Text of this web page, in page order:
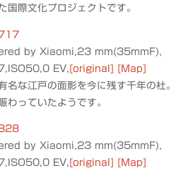
国際文化プロジェクトです。
by Xiaomi,23 mm(35mmF),
EV, [original] [Map]
名な江戸の面影を今に残す千年の杜。
わっていたようです。
by Xiaomi,23 mm(35mmF),
EV, [original]
[Map]